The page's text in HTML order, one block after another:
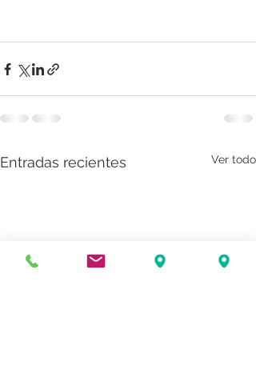
Entradas recientes Ver todo